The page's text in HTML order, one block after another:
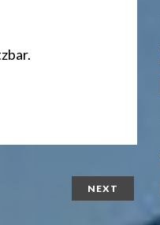
NEXT